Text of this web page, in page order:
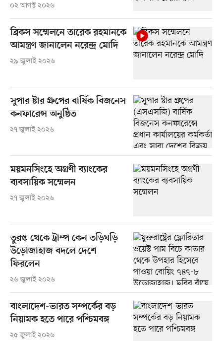
০২ আগস্ট ২০২৬
ব্রিকস সম্মেলনে তারেক রহমানকে
আমন্ত্রণ জানালেন নরেন্দ্র মোদি
২৯ জুলাই ২০২৬
সুপার ষ্টার গ্রুপের বার্ষিক বিজনেস
কনফারেন্স অনুষ্ঠিত
২৭ জুলাই ২০২৬
ময়মনসিংহে অগ্রণী ব্যাংকের
ব্যবসায়িক সম্মেলন
২৭ জুলাই ২০২৬
তুরস্ক থেকে ট্রাম্প কেন তড়িঘড়ি
উড়োজাহাজ বদলে দেশে
ফিরলেন
২৬ জুলাই ২০২৬
বাংলাদেশ-ভারত সম্পর্কের বড়
নিয়ামক হতে পারে পশ্চিমবঙ্গ
২৫ জুলাই ২০২৬